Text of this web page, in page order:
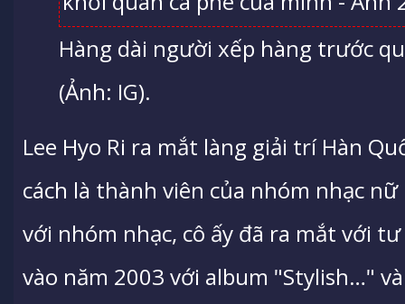
Hàng dài người xếp hàng trước
(Ảnh: IG).
Lee Hyo Ri ra mắt làng giải trí Hàn
cách là thành viên của nhóm nhạc
với nhóm nhạc, cô ấy đã ra mắt với
vào năm 2003 với album "Stylish…"